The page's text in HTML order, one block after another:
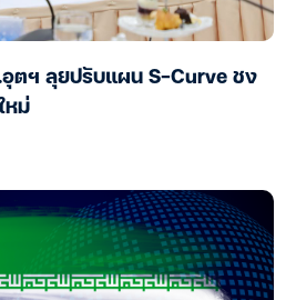
อุตฯ ลุยปรับแผน S-Curve ชง
หม่